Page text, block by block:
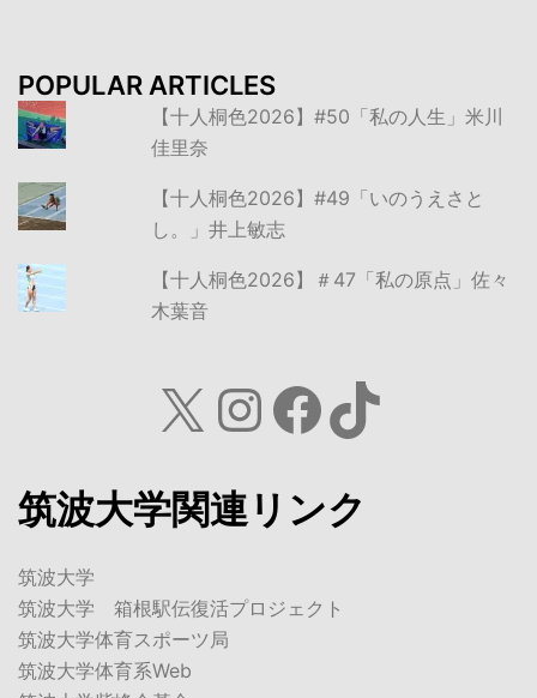
POPULAR ARTICLES
【十人桐色2026】#50「私の人生」米川
佳里奈
【十人桐色2026】#49「いのうえさと
し。」井上敏志
【十人桐色2026】＃47「私の原点」佐々
木葉音
X Instagram
Facebook
TikTok
筑波大学関連リンク
筑波大学
筑波大学 箱根駅伝復活プロジェクト
筑波大学体育スポーツ局
筑波大学体育系Web